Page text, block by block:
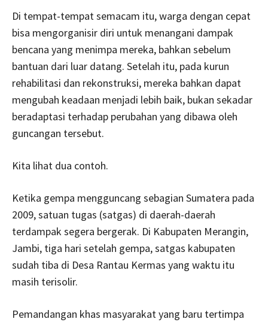
Di tempat-tempat semacam itu, warga dengan cepat
bisa mengorganisir diri untuk menangani dampak
bencana yang menimpa mereka, bahkan sebelum
bantuan dari luar datang. Setelah itu, pada kurun
rehabilitasi dan rekonstruksi, mereka bahkan dapat
mengubah keadaan menjadi lebih baik, bukan sekadar
beradaptasi terhadap perubahan yang dibawa oleh
guncangan tersebut.
Kita lihat dua contoh.
Ketika gempa mengguncang sebagian Sumatera pada
2009, satuan tugas (satgas) di daerah-daerah
terdampak segera bergerak. Di Kabupaten Merangin,
Jambi, tiga hari setelah gempa, satgas kabupaten
sudah tiba di Desa Rantau Kermas yang waktu itu
masih terisolir.
Pemandangan khas masyarakat yang baru tertimpa